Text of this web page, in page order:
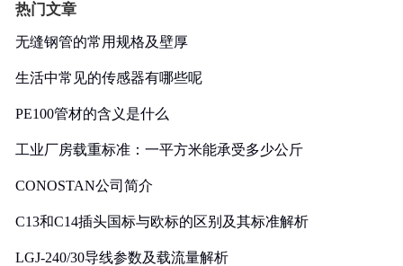
热门文章
无缝钢管的常用规格及壁厚
生活中常见的传感器有哪些呢
PE100管材的含义是什么
工业厂房载重标准：一平方米能承受多少公斤
CONOSTAN公司简介
C13和C14插头国标与欧标的区别及其标准解析
LGJ-240/30导线参数及载流量解析